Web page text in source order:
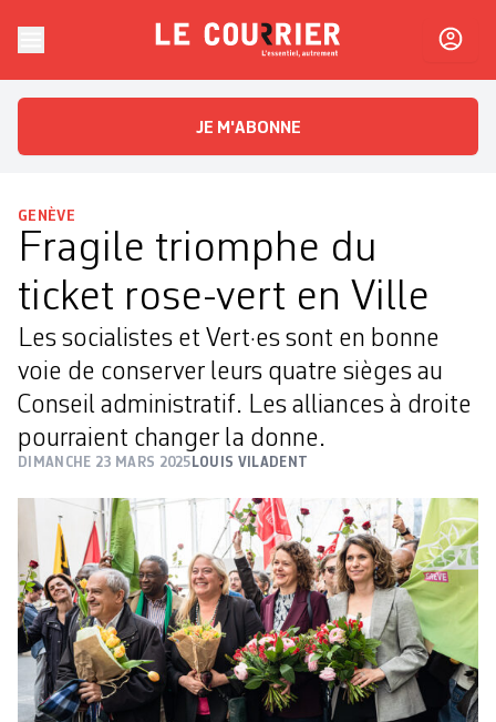
Le CourrierL'essentiel, autrement
JE M'ABONNE
GENÈVE
Fragile triomphe du
ticket rose-vert en Ville
Les socialistes et Vert·es sont en bonne
voie de conserver leurs quatre sièges au
Conseil administratif. Les alliances à droite
pourraient changer la donne.
DIMANCHE 23 MARS 2025 LOUIS VILADENT